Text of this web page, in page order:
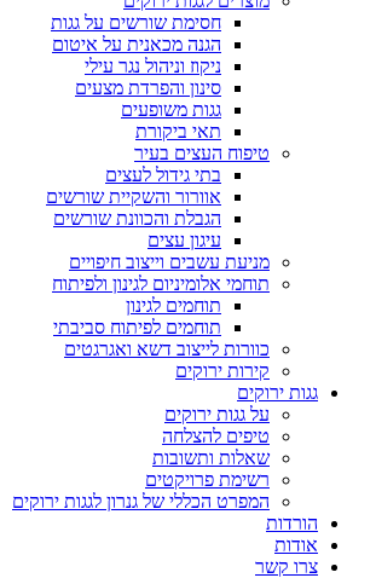
חסימת שורשים על גגות
הגנה מכאנית על איטום
ניקוז וניהול נגר עילי
סינון והפרדת מצעים
גגות משופעים
תאי ביקורת
טיפוח העצים בעיר
בתי גידול לעצים
אוורור והשקיית שורשים
הגבלת והכוונת שורשים
עיגון עצים
מניעת עשבים וייצוב חיפויים
תוחמי אלומיניום לגינון ולפיתוח
תוחמים לגינון
תוחמים לפיתוח סביבתי
כוורות לייצוב דשא ואגרגטים
קירות ירוקים
גגות ירוקים
על גגות ירוקים
טיפים להצלחה
שאלות ותשובות
רשימת פרויקטים
המפרט הכללי של גנרון לגגות ירוקים
הורדות
אודות
צרו קשר